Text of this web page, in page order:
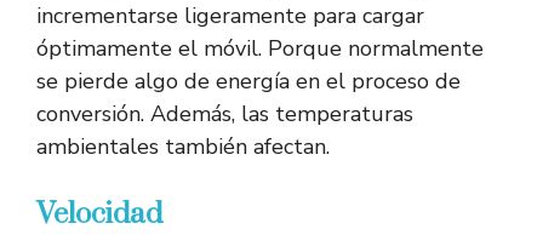
incrementarse ligeramente para cargar
óptimamente el móvil. Porque normalmente
se pierde algo de energía en el proceso de
conversión. Además, las temperaturas
ambientales también afectan.
Velocidad